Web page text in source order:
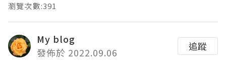
瀏覽次數:391
My blog
發佈於 2022.09.06
追蹤